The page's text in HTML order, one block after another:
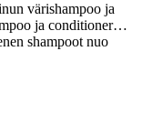
värishampoo ja
ja conditioner…
shampoot nuo